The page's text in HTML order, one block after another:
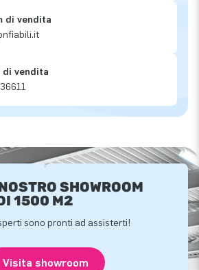
di vendita
di vendita
SHOWROOM
1500 M2
sono pronti ad assisterti!
Visita showroom